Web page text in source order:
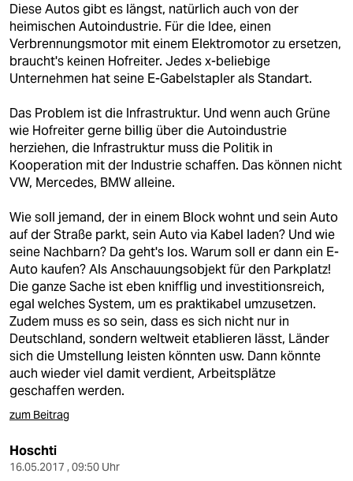
Diese Autos gibt es längst, natürlich auch von der
heimischen Autoindustrie. Für die Idee, einen
Verbrennungsmotor mit einem Elektromotor zu ersetzen,
braucht's keinen Hofreiter. Jedes x-beliebige
Unternehmen hat seine E-Gabelstapler als Standart.
Das Problem ist die Infrastruktur. Und wenn auch Grüne
wie Hofreiter gerne billig über die Autoindustrie
herziehen, die Infrastruktur muss die Politik in
Kooperation mit der Industrie schaffen. Das können nicht
VW, Mercedes, BMW alleine.
Wie soll jemand, der in einem Block wohnt und sein Auto
auf der Straße parkt, sein Auto via Kabel laden? Und wie
seine Nachbarn? Da geht's los. Warum soll er dann ein E-
Auto kaufen? Als Anschauungsobjekt für den Parkplatz!
Die ganze Sache ist eben knifflig und investitionsreich,
egal welches System, um es praktikabel umzusetzen.
Zudem muss es so sein, dass es sich nicht nur in
Deutschland, sondern weltweit etablieren lässt, Länder
sich die Umstellung leisten könnten usw. Dann könnte
auch wieder viel damit verdient, Arbeitsplätze
geschaffen werden.
zum Beitrag
Hoschti
16.05.2017 , 09:50 Uhr